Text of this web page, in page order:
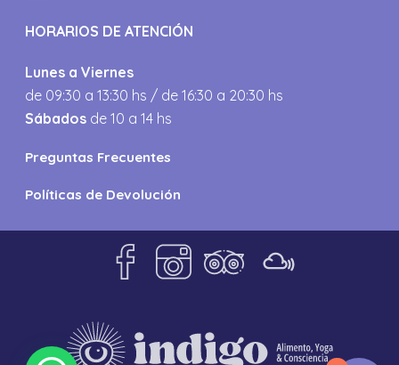
HORARIOS DE ATENCIÓN
Lunes a Viernes
de 09:30 a 13:30 hs / de 16:30 a 20:30 hs
Sábados de 10 a 14 hs
Preguntas Frecuentes
Políticas de Devolución